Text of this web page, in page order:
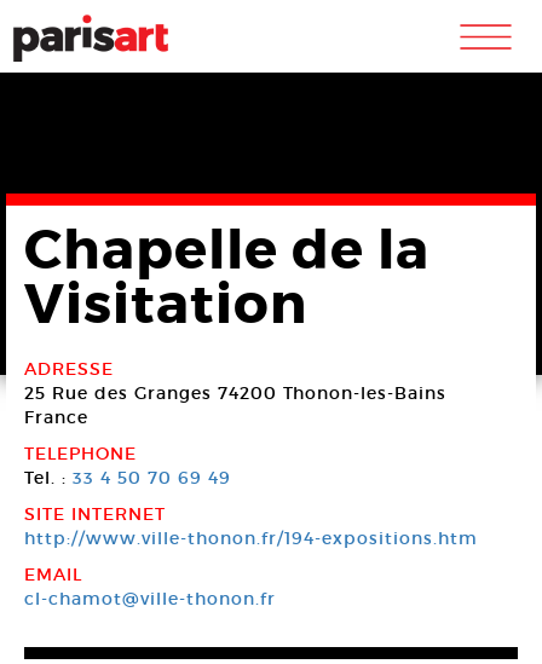
m
Chapelle de la
Visitation
ADRESSE
25 Rue des Granges 74200 Thonon-les-Bains
France
TELEPHONE
Tel. : 33 4 50 70 69 49
SITE INTERNET
http://www.ville-thonon.fr/194-expositions.htm
EMAIL
cl-chamot@ville-thonon.fr